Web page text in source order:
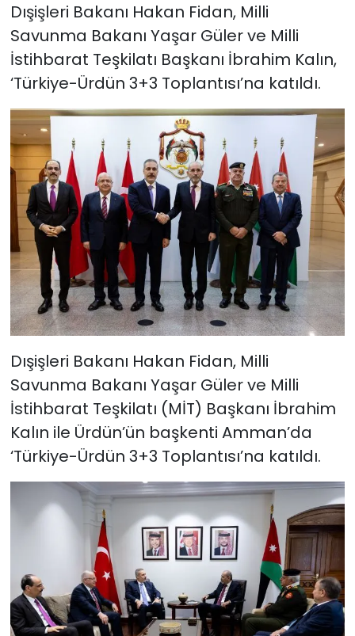
Dışişleri Bakanı Hakan Fidan, Milli
Savunma Bakanı Yaşar Güler ve Milli
İstihbarat Teşkilatı Başkanı İbrahim Kalın,
‘Türkiye-Ürdün 3+3 Toplantısı’na katıldı.
Dışişleri Bakanı Hakan Fidan, Milli
Savunma Bakanı Yaşar Güler ve Milli
İstihbarat Teşkilatı (MİT) Başkanı İbrahim
Kalın ile Ürdün’ün başkenti Amman’da
‘Türkiye-Ürdün 3+3 Toplantısı’na katıldı.